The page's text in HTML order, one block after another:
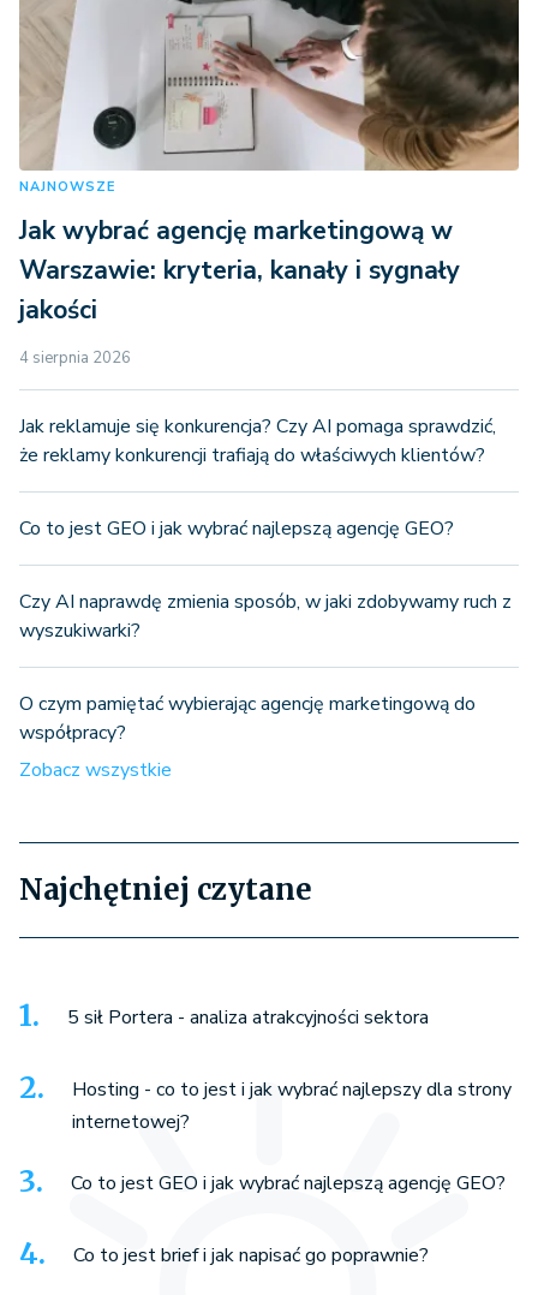
NAJNOWSZE
Jak wybrać agencję marketingową w
Warszawie: kryteria, kanały i sygnały
jakości
4 sierpnia 2026
Jak reklamuje się konkurencja? Czy AI pomaga sprawdzić,
że reklamy konkurencji trafiają do właściwych klientów?
Co to jest GEO i jak wybrać najlepszą agencję GEO?
Czy AI naprawdę zmienia sposób, w jaki zdobywamy ruch z
wyszukiwarki?
O czym pamiętać wybierając agencję marketingową do
współpracy?
Zobacz wszystkie
Najchętniej czytane
5 sił Portera - analiza atrakcyjności sektora
Hosting - co to jest i jak wybrać najlepszy dla strony
internetowej?
Co to jest GEO i jak wybrać najlepszą agencję GEO?
Co to jest brief i jak napisać go poprawnie?